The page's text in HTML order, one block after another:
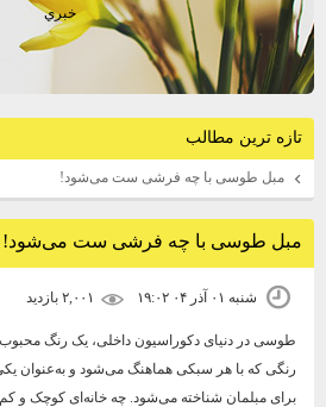
خبري
تازه ترين مطالب
مبل طوسی با چه فرشی ست می‌شود!
مبل طوسی با چه فرشی ست می‌شود!
شنبه ۰۱ آذر ۰۴ ۱۹:۰۲ ۲,۰۰۱ بازديد
طوسی در دنیای دکوراسیون داخلی، یک رنگ
رنگی که با هر سبکی هماهنگ می‌شود و به‌عنوان یکی
برای مبلمان شناخته می‌شود. چه خانه‌ای کوچک و